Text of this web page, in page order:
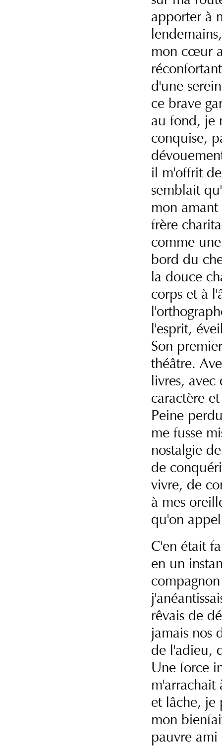
apporter à
mon cœur
d'une
ce brave
au fond, je
conquise,
il m'offrit
semblait
mon
frère
comme
bord du
la douce
corps et à
l'esprit,
Son
théâtre.
livres,
caractère
Peine
me fusse
nostalgie
de
vivre, de
à mes
qu'on
C'en était
en un
rêvais de
jamais nos
de l'adieu,
Une force
m'arrachait
et lâche, je
mon
pauvre ami